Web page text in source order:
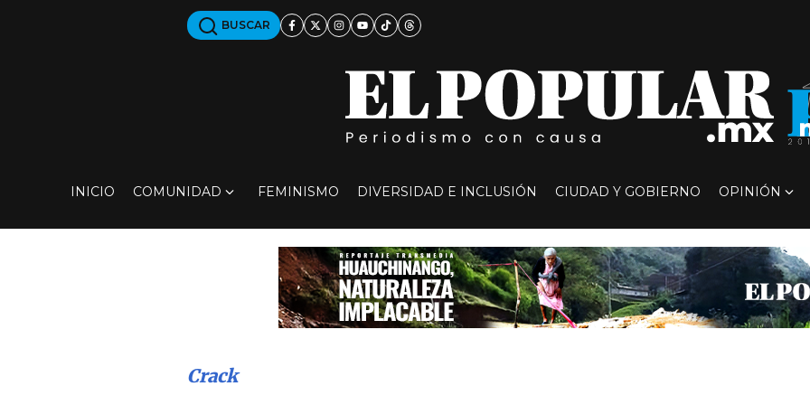
BUSCAR
INICIO COMUNIDAD FEMINISMO DIVERSIDAD E INCLUSIÓN CIUDAD Y GOBIERNO OPINIÓN
Crack